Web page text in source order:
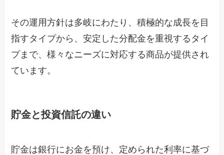
その運用方針は多岐にわたり、積極的な成長を目
指すタイプから、安定した分配金を重視するタイ
プまで、様々なニーズに対応する商品が提供され
ています。
貯金と投資信託の違い
貯金は銀行にお金を預け、定められた利率に基づ